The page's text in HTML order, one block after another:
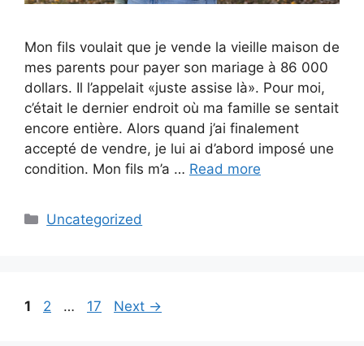
Mon fils voulait que je vende la vieille maison de
mes parents pour payer son mariage à 86 000
dollars. Il l’appelait «juste assise là». Pour moi,
c’était le dernier endroit où ma famille se sentait
encore entière. Alors quand j’ai finalement
accepté de vendre, je lui ai d’abord imposé une
condition. Mon fils m’a … Read more
Categories
Uncategorized
Page
1 Page
2 … Page
17 Next →